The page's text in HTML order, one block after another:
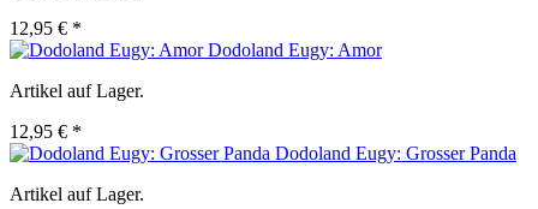
12,95 € *
Dodoland Eugy: Amor
Artikel auf Lager.
12,95 € *
Dodoland Eugy: Grosser Panda
Artikel auf Lager.